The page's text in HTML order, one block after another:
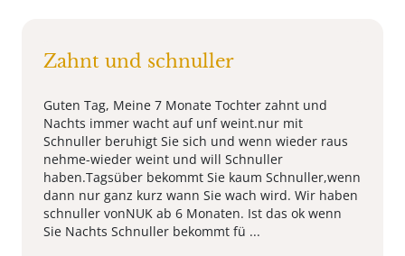
Zahnt und schnuller
Guten Tag, Meine 7 Monate Tochter zahnt und
Nachts immer wacht auf unf weint.nur mit
Schnuller beruhigt Sie sich und wenn wieder raus
nehme-wieder weint und will Schnuller
haben.Tagsüber bekommt Sie kaum Schnuller,wenn
dann nur ganz kurz wann Sie wach wird. Wir haben
schnuller vonNUK ab 6 Monaten. Ist das ok wenn
Sie Nachts Schnuller bekommt fü ...